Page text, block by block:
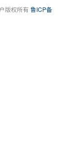
版权所有 鲁ICP备